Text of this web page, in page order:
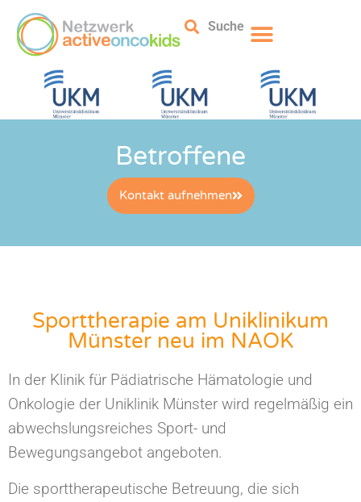
Suche
Betroffene
Kontakt aufnehmen
Sporttherapie am Uniklinikum
Münster neu im NAOK
In der Klinik für Pädiatrische Hämatologie und
Onkologie der Uniklinik Münster wird regelmäßig ein
abwechslungsreiches Sport- und
Bewegungsangebot angeboten.
Die sporttherapeutische Betreuung, die sich